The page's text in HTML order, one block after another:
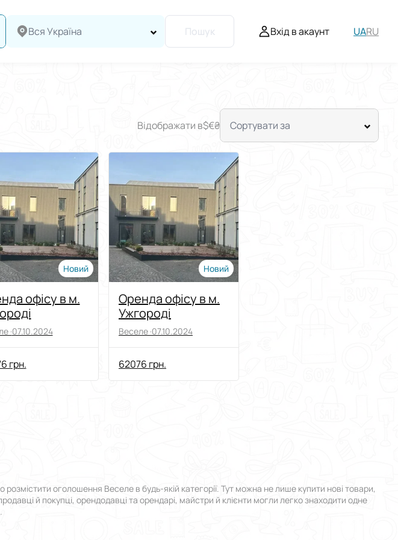
Вся Україна Пошук Вхід в акаунт UARU
Відображати в$€₴ Сортувати за
Новий
офісу в м.
·07.10.2024
грн.
Новий
Оренда офісу в м.
Ужгороді
Веселе ·07.10.2024
62076 грн.
оголошення Веселе в будь-якій категорії. Тут можна не лише купити нові товари,
й покупці, орендодавці та орендарі, майстри й клієнти могли легко знаходити одне